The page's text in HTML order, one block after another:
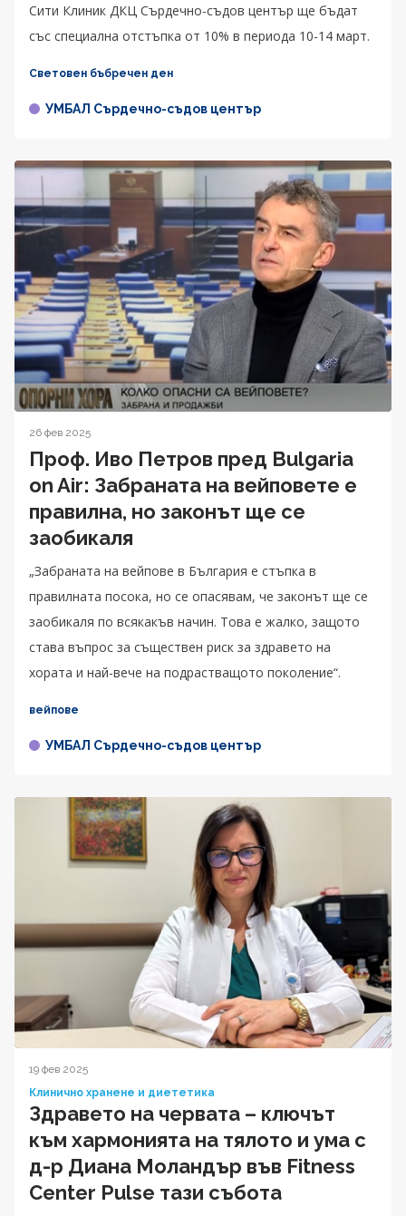
Сити Клиник ДКЦ Сърдечно-съдов център ще бъдат
със специална отстъпка от 10% в периода 10-14 март.
Световен бъбречен ден
УМБАЛ Сърдечно-съдов център
26 фев 2025
Проф. Иво Петров пред Bulgaria
on Air: Забраната на вейповете е
правилна, но законът ще се
заобикаля
„Забраната на вейпове в България е стъпка в
правилната посока, но се опасявам, че законът ще се
заобикаля по всякакъв начин. Това е жалко, защото
става въпрос за съществен риск за здравето на
хората и най-вече на подрастващото поколение“.
вейпове
УМБАЛ Сърдечно-съдов център
19 фев 2025
Клинично хранене и диететика
Здравето на червата – ключът
към хармонията на тялото и ума с
д-р Диана Моландър във Fitness
Center Pulse тази събота